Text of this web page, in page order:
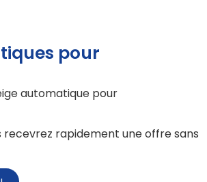
pour
automatique pour
rapidement une offre sans